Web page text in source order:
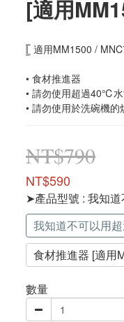
[適用
𓊈 適用MM1500 /
• 食材推進器
• 請勿使用超過40℃
• 請勿使用於洗碗機的
NT$790
NT$590
➤產品型號 : 我知
我知道不可以用
食材推進器 [適用
數量